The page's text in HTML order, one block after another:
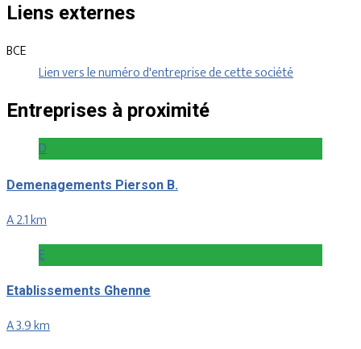
Liens externes
BCE
Lien vers le numéro d'entreprise de cette société
Entreprises à proximité
D
Demenagements Pierson B.
A 2.1 km
E
Etablissements Ghenne
A 3.9 km